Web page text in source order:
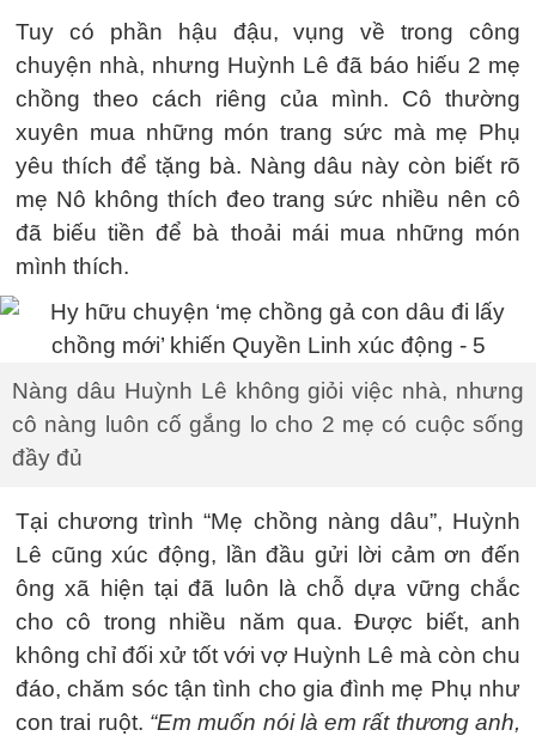
Tuy có phần hậu đậu, vụng về trong công
chuyện nhà, nhưng Huỳnh Lê đã báo hiếu 2 mẹ
chồng theo cách riêng của mình. Cô thường
xuyên mua những món trang sức mà mẹ Phụ
yêu thích để tặng bà. Nàng dâu này còn biết rõ
mẹ Nô không thích đeo trang sức nhiều nên cô
đã biếu tiền để bà thoải mái mua những món
mình thích.
Nàng dâu Huỳnh Lê không giỏi việc nhà, nhưng
cô nàng luôn cố gắng lo cho 2 mẹ có cuộc sống
đầy đủ
Tại chương trình “Mẹ chồng nàng dâu”, Huỳnh
Lê cũng xúc động, lần đầu gửi lời cảm ơn đến
ông xã hiện tại đã luôn là chỗ dựa vững chắc
cho cô trong nhiều năm qua. Được biết, anh
không chỉ đối xử tốt với vợ Huỳnh Lê mà còn chu
đáo, chăm sóc tận tình cho gia đình mẹ Phụ như
con trai ruột. “Em muốn nói là em rất thương anh,